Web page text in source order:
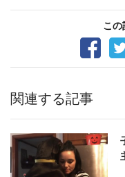
この
関連する記事